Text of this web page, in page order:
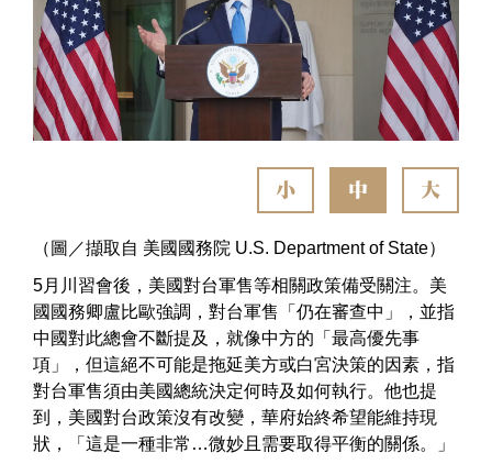
小 中 大
（圖／擷取自 美國國務院 U.S. Department of State）
5月川習會後，美國對台軍售等相關政策備受關注。美
國國務卿盧比歐強調，對台軍售「仍在審查中」，並指
中國對此總會不斷提及，就像中方的「最高優先事
項」，但這絕不可能是拖延美方或白宮決策的因素，指
對台軍售須由美國總統決定何時及如何執行。他也提
到，美國對台政策沒有改變，華府始終希望能維持現
狀，「這是一種非常…微妙且需要取得平衡的關係。」